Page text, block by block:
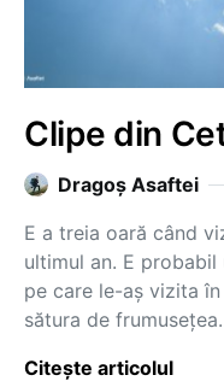
Clipe din
Dragoş Asaftei
E a treia oară când
ultimul an. E
pe care le-aș vizita
sătura de
Citește articolul